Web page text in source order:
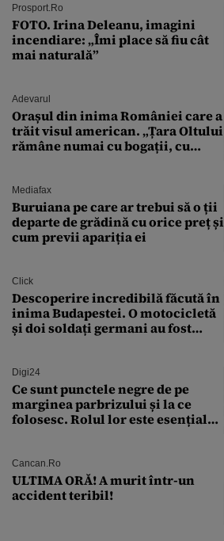
Prosport.ro
FOTO. Irina Deleanu, imagini
incendiare: „Îmi place să fiu cât
mai naturală”
Adevarul
Orașul din inima României care a
trăit visul american. „Țara Oltului
rămâne numai cu bogații, cu
Mediafax
Buruiana pe care ar trebui să o ții
departe de grădină cu orice preț și
cum previi apariția ei
Click
Descoperire incredibilă făcută în
inima Budapestei. O motocicletă
și doi soldați germani au fost
Digi24
Ce sunt punctele negre de pe
marginea parbrizului și la ce
folosesc. Rolul lor este esențial
Cancan.ro
ULTIMA ORĂ! A murit într-un
accident teribil!